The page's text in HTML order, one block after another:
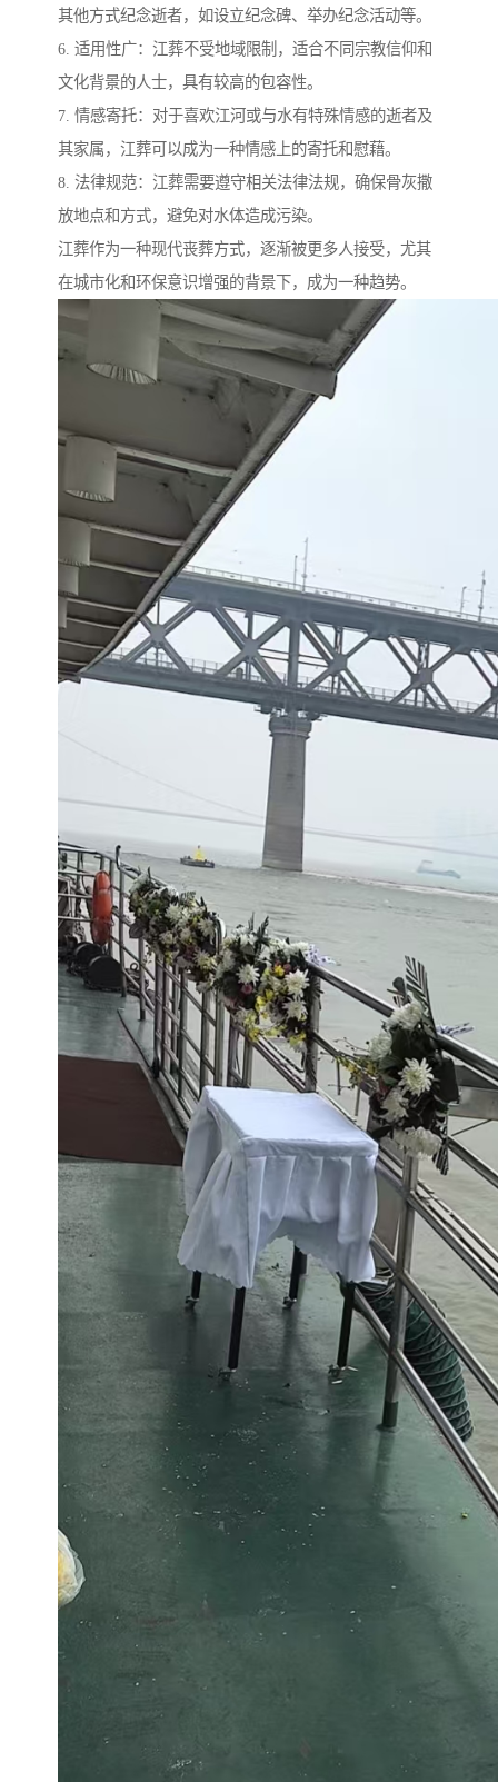
其他方式纪念逝者，如设立纪念碑、举办纪念活动等。
6. 适用性广：江葬不受地域限制，适合不同宗教信仰和
文化背景的人士，具有较高的包容性。
7. 情感寄托：对于喜欢江河或与水有特殊情感的逝者及
其家属，江葬可以成为一种情感上的寄托和慰藉。
8. 法律规范：江葬需要遵守相关法律法规，确保骨灰撒
放地点和方式，避免对水体造成污染。
江葬作为一种现代丧葬方式，逐渐被更多人接受，尤其
在城市化和环保意识增强的背景下，成为一种趋势。